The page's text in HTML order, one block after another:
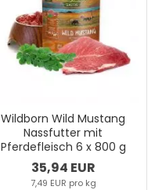
Wildborn Wild Mustang
Nassfutter mit
Pferdefleisch 6 x 800 g
35,94 EUR
7,49 EUR pro kg